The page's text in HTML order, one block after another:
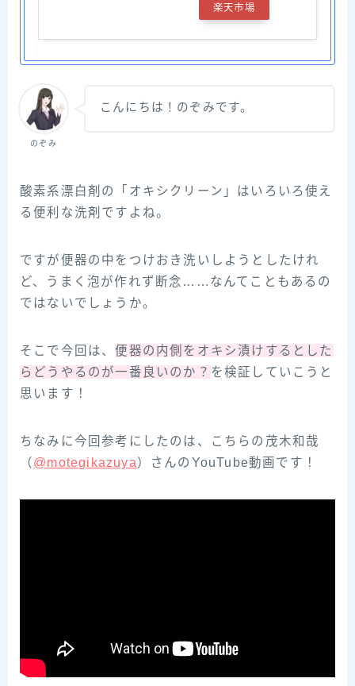
楽天市場
のぞみ
こんにちは！のぞみです。
酸素系漂白剤の「オキシクリーン」はいろいろ使え
る便利な洗剤ですよね。
ですが便器の中をつけおき洗いしようとしたけれ
ど、うまく泡が作れず断念……なんてこともあるの
ではないでしょうか。
そこで今回は、便器の内側をオキシ漬けするとした
らどうやるのが一番良いのか？ を検証していこうと
思います！
ちなみに今回参‌考‌に‌し‌た‌の‌は、‌こ‌ち‌ら‌の‌茂‌木‌和‌哉‌
（‌‌ @motegikazuya‌‌）‌さ‌ん‌の‌YouTube‌動‌画‌で‌す！